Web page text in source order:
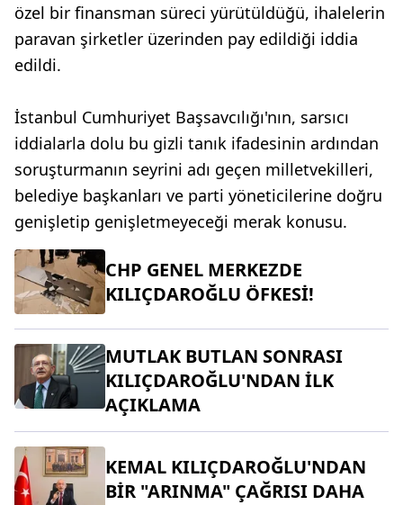
özel bir finansman süreci yürütüldüğü, ihalelerin
paravan şirketler üzerinden pay edildiği iddia
edildi.
İstanbul Cumhuriyet Başsavcılığı'nın, sarsıcı
iddialarla dolu bu gizli tanık ifadesinin ardından
soruşturmanın seyrini adı geçen milletvekilleri,
belediye başkanları ve parti yöneticilerine doğru
genişletip genişletmeyeceği merak konusu.
CHP GENEL MERKEZDE
KILIÇDAROĞLU ÖFKESİ!
MUTLAK BUTLAN SONRASI
KILIÇDAROĞLU'NDAN İLK
AÇIKLAMA
KEMAL KILIÇDAROĞLU'NDAN
BİR "ARINMA" ÇAĞRISI DAHA